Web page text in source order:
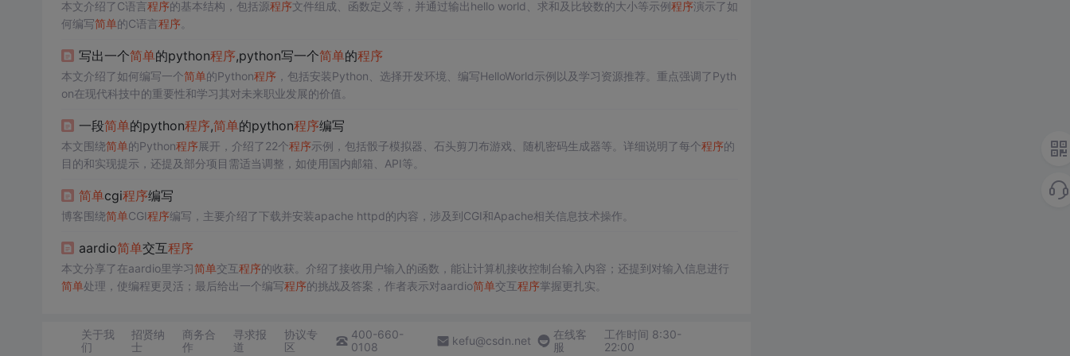
本文介绍了C语言程序的基本结构，包括源程序文件组成、函数定义等，并通过输出hello world、求和及比较数的大小等示例程序演示了如
何编写简单的C语言程序
写出一个简单的python程序,python写一个简单的程序
本文介绍了如何编写一个简单的Python程序 ，包括安装Python、选择开发环境、编写HelloWorld示例以及学习资源推荐。重点强调了Pyth
on在现代科技中的重要性和学习其对未来职业发展的价值。
一段简单的python程序,简单的python程序编写
本文围绕简单的Python程序展开，介绍了22个程序示例，包括骰子模拟器、石头剪刀布游戏、随机密码生成器等。详细说明了每个程序的
目的和实现提示，还提及部分项目需适当调整，如使用国内邮箱、API等。
简单cgi程序编写
博客围绕简单CGI程序编写，主要介绍了下载并安装apache httpd的内容，涉及到CGI和Apache相关信息技术操作。
aardio简单交互程序
本文分享了在aardio里学习简单交互程序的收获。介绍了接收用户输入的函数，能让计算机接收控制台输入内容；还提到对输入信息进行
简单处理，使编程更灵活；最后给出一个编写程序的挑战及答案，作者表示对aardio简单交互程序掌握更扎实。
关于我
们
招贤纳
士
商务合
作
寻求报
道
协议专
区
400-660-
0108
kefu@csdn.net
在线客
服
工作时间 8:30-
22:00